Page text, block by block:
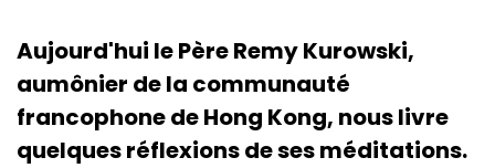
Aujourd'hui le Père Remy Kurowski,
aumônier de la communauté
francophone de Hong Kong, nous livre
quelques réflexions de ses méditations.